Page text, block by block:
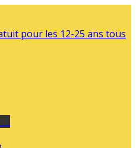
pour les 12-25 ans tous